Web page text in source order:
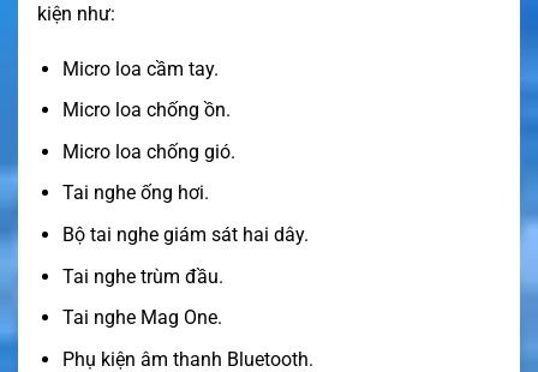
kiện như:
Micro loa cầm tay.
Micro loa chống ồn.
Micro loa chống gió.
Tai nghe ống hơi.
Bộ tai nghe giám sát hai dây.
Tai nghe trùm đầu.
Tai nghe Mag One.
Phụ kiện âm thanh Bluetooth.